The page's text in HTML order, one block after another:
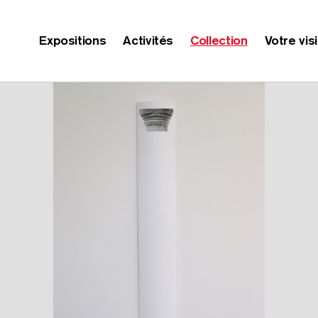
Expositions Activités Collection Votre